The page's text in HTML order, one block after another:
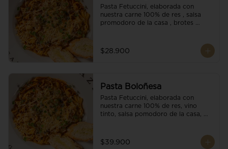
Pasta Fetuccini, elaborada con
nuestra carne 100% de res , salsa
promodoro de la casa , brotes
$28.900
Pasta Boloñesa
Pasta Fetuccini, elaborada con
nuestra carne 100% de res, vino
tinto, salsa pomodoro de la casa,
$39.900